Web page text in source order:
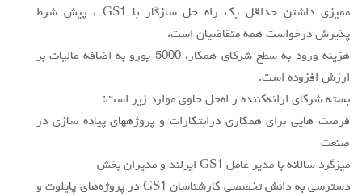
مميزي داشتن حداقل يك راه حل سازگار با GS1 ، پيش شرط
پذيرش درخواست همه متقاضيان است.
هزينه ورود به سطح شركاي همكار، 5000 يورو به اضافه ماليات بر
ارزش افزوده است.
بسته شركاي ارائه‌كننده ر اه‌حل حاوي موارد زير است:
فرصت هايي براي همكاري درابتكارات و پروژههاي پياده سازي در
صنعت
ميزگرد سالانه با مدير عامل GS1 ايرلند و مديران بخش
دسترسي به دانش تخصصي كارشناسان GS1 در پروژه‌هاي پايلوت و